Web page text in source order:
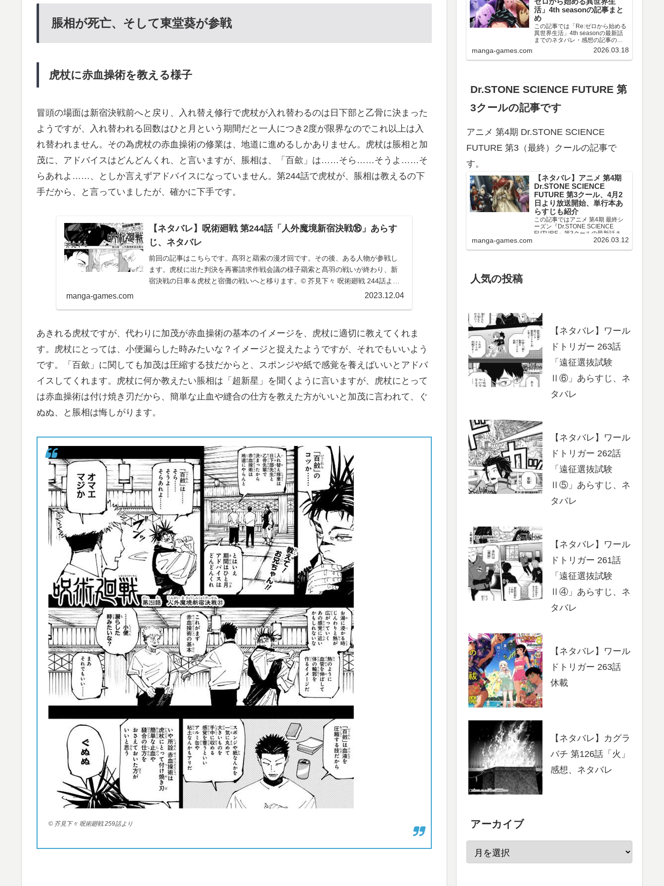
脹相が死亡、そして東堂葵が参戦
虎杖に赤血操術を教える様子
冒頭の場面は新宿決戦前へと戻り、入れ替え修行で虎杖が入れ替わるのは日下部と乙骨に決まった
ようですが、入れ替われる回数はひと月という期間だと一人につき2度が限界なのでこれ以上は入
れ替われません。その為虎杖の赤血操術の修業は、地道に進めるしかありません。虎杖は脹相と加
茂に、アドバイスはどんどんくれ、と言いますが、脹相は、「百歛」は……そら……そうよ……そ
らあれよ……、としか言えずアドバイスになっていません。第244話で虎杖が、脹相は教えるの下
手だから、と言っていましたが、確かに下手です。
【ネタバレ】呪術廻戦 第244話「人外魔境新宿決戦⑯」あらす
じ、ネタバレ
前回の記事はこちらです。髙羽と羂索の漫才回です。その後、ある人物が参戦し
ます。虎杖に出た判決を再審請求作戦会議の様子羂索と髙羽の戦いが終わり、新
宿決戦の日車＆虎杖と宿儺の戦いへと移ります。© 芥見下々 呪術廻戦 244話より
manga-games.com 2023.12.04
あきれる虎杖ですが、代わりに加茂が赤血操術の基本のイメージを、虎杖に適切に教えてくれま
す。虎杖にとっては、小便漏らした時みたいな？イメージと捉えたようですが、それでもいいよう
です。「百歛」に関しても加茂は圧縮する技だからと、スポンジや紙で感覚を養えばいいとアドバ
イスしてくれます。虎杖に何か教えたい脹相は「超新星」を聞くように言いますが、虎杖にとって
は赤血操術は付け焼き刃だから、簡単な止血や縫合の仕方を教えた方がいいと加茂に言われて、ぐ
ぬぬ、と脹相は悔しがります。
© 芥見下々 呪術廻戦 259話より
ゼロから始める異世界生
活」4th seasonの記事まと
め
この記事では「Re:ゼロから始める
異世界生活」4th seasonの最新話
までのネタバレ・感想の記事のリ
ンクや、情報などをまとめていま
す。アニメ 「Re:ゼロから始める異
世界生活」4th season 第67～77話
manga-games.com 2026.03.18
Dr.STONE SCIENCE FUTURE 第
3クールの記事です
アニメ 第4期 Dr.STONE SCIENCE
FUTURE 第3（最終）クールの記事で
す。
【ネタバレ】アニメ 第4期
Dr.STONE SCIENCE
FUTURE 第3クール、4月2
日より放送開始、単行本あ
らすじも紹介
この記事ではアニメ 第4期 最終シ
ーズン『Dr.STONE SCIENCE
FUTURE』第3クールの最新話まで
のネタバレ・感想、さらに単行本
manga-games.com 2026.03.12
人気の投稿
【ネタバレ】ワール
ドトリガー 263話
「遠征選抜試験
Ⅱ⑥」あらすじ、ネ
タバレ
【ネタバレ】ワール
ドトリガー 262話
「遠征選抜試験
Ⅱ⑤」あらすじ、ネ
タバレ
【ネタバレ】ワール
ドトリガー 261話
「遠征選抜試験
Ⅱ④」あらすじ、ネ
タバレ
【ネタバレ】ワール
ドトリガー 263話
休載
【ネタバレ】カグラ
バチ 第126話「火」
感想、ネタバレ
アーカイブ